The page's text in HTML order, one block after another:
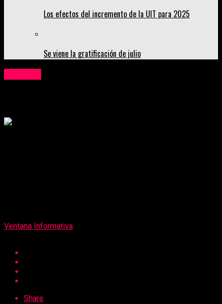
Los efectos del incremento de la UIT para 2025
Se viene la gratificación de julio
Ventana Informativa
Share